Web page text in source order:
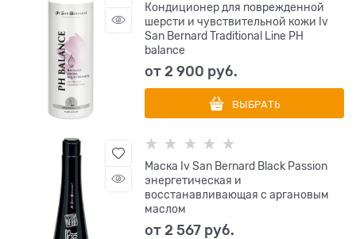
Кондиционер для поврежденной
шерсти и чувствительной кожи Iv
San Bernard Traditional Line РН
balance
от2 900 руб.
ВЫБРАТЬ
Маска Iv San Bernard Black Passion
энергетическая и
восстанавливающая с аргановым
маслом
от2 567 руб.